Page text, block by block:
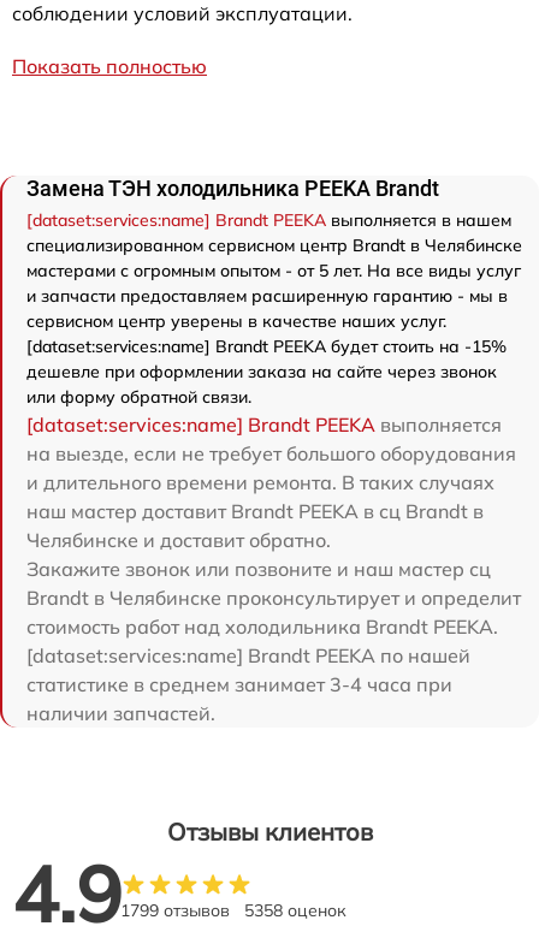
соблюдении условий эксплуатации.
Показать полностью
Замена ТЭН холодильника PEEKA Brandt
[dataset:services:name] Brandt PEEKA выполняется в нашем
специализированном сервисном центр Brandt в Челябинске
мастерами с огромным опытом - от 5 лет. На все виды услуг
и запчасти предоставляем расширенную гарантию - мы в
сервисном центр уверены в качестве наших услуг.
[dataset:services:name] Brandt PEEKA будет стоить на -15%
дешевле при оформлении заказа на сайте через звонок
или форму обратной связи.
[dataset:services:name] Brandt PEEKA выполняется
на выезде, если не требует большого оборудования
и длительного времени ремонта. В таких случаях
наш мастер доставит Brandt PEEKA в сц Brandt в
Челябинске и доставит обратно.
Закажите звонок или позвоните и наш мастер сц
Brandt в Челябинске проконсультирует и определит
стоимость работ над холодильника Brandt PEEKA.
[dataset:services:name] Brandt PEEKA по нашей
статистике в среднем занимает 3-4 часа при
наличии запчастей.
Отзывы клиентов
4.91799 отзывов 5358 оценок